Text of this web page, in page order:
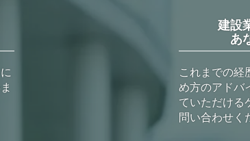
建設
あ
これまでの経
め方のアドバ
ていただける
問い合わせく